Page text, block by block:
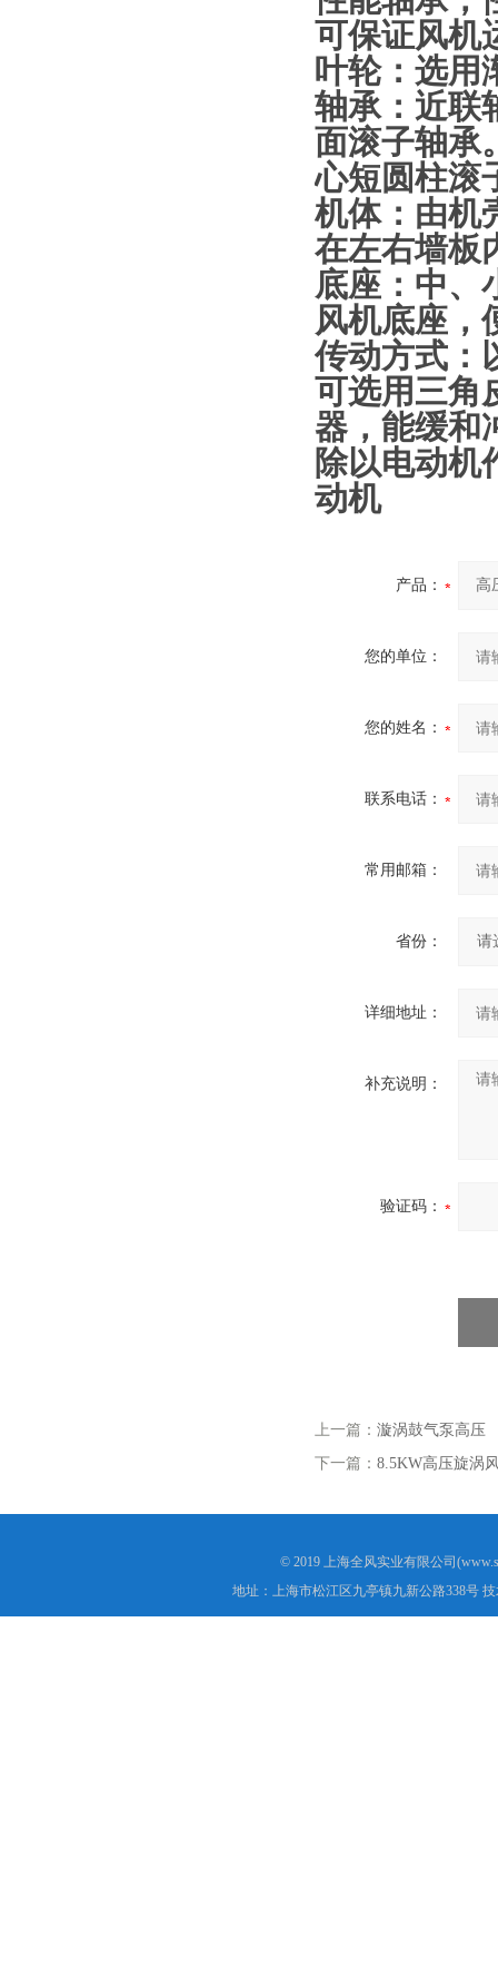
可保证风机
叶轮：选用
轴承：近联
面滚子轴承
心短圆柱滚
机体：由机
在左右墙板
底座：中、
风机底座，
传动方式：
可选用三角
器，能缓和
除以电动机
动机
产品：
您的单位：
您的姓名：
联系电话：
常用邮箱：
省份：
详细地址：
补充说明：
验证码：
上一篇： 漩涡鼓气泵高压
下一篇： 8.5KW高压旋涡
© 2019 上海全风实业有限公司
地址：上海市松江区九亭镇九新公路338号